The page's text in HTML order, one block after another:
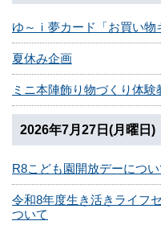
ゆ～ｉ夢カード「お買い物
夏休み企画
ミニ本陣飾り物づくり体験
2026年7月27日(月曜日)
R8こども園開放デーについ
令和8年度生き活きライフ
ついて